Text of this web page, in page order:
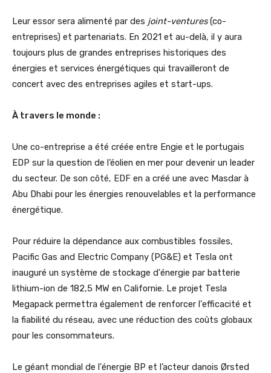
Leur essor sera alimenté par des joint-ventures(co-
entreprises) et partenariats. En 2021 et au-delà, il y aura
toujours plus de grandes entreprises historiques des
énergies et services énergétiques qui travailleront de
concert avec des entreprises agiles et start-ups.
À travers le monde :
Une co-entreprise a été créée entre Engie et le portugais
EDP sur la question de l’éolien en mer pour devenir un leader
du secteur. De son côté, EDF en a créé une avec Masdar à
Abu Dhabi pour les énergies renouvelables et la performance
énergétique.
Pour réduire la dépendance aux combustibles fossiles,
Pacific Gas and Electric Company (PG&E) et Tesla ont
inauguré un système de stockage d'énergie par batterie
lithium-ion de 182,5 MW en Californie. Le projet Tesla
Megapack permettra également de renforcer l'efficacité et
la fiabilité du réseau, avec une réduction des coûts globaux
pour les consommateurs.
Le géant mondial de l'énergie BP et l’acteur danois Ørsted